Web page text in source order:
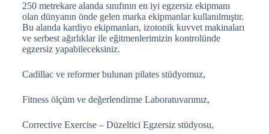
250 metrekare alanda sınıfının en iyi egzersiz ekipmanı
olan dünyanın önde gelen marka ekipmanlar kullanılmıştır.
Bu alanda kardiyo ekipmanları, izotonik kuvvet makinaları
ve serbest ağırlıklar ile eğitmenlerimizin kontrolünde
egzersiz yapabileceksiniz.
Cadillac ve reformer bulunan pilates stüdyomuz,
Fitness ölçüm ve değerlendirme Laboratuvarımız,
Corrective Exercise – Düzeltici Egzersiz stüdyosu,